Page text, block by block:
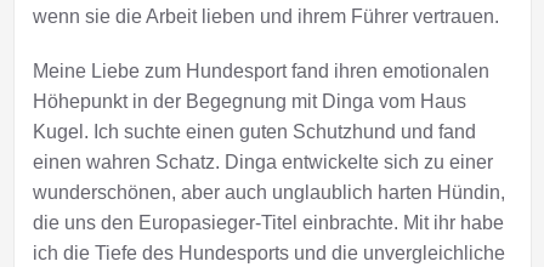
wenn sie die Arbeit lieben und ihrem Führer vertrauen.
Meine Liebe zum Hundesport fand ihren emotionalen
Höhepunkt in der Begegnung mit Dinga vom Haus
Kugel. Ich suchte einen guten Schutzhund und fand
einen wahren Schatz. Dinga entwickelte sich zu einer
wunderschönen, aber auch unglaublich harten Hündin,
die uns den Europasieger-Titel einbrachte. Mit ihr habe
ich die Tiefe des Hundesports und die unvergleichliche